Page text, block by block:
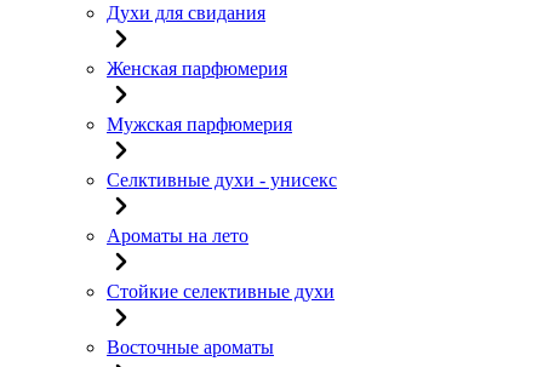
Духи для свидания
Женская парфюмерия
Мужская парфюмерия
Селктивные духи - унисекс
Ароматы на лето
Стойкие селективные духи
Восточные ароматы